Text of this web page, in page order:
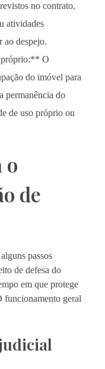
no contrato,
atividades
ao despejo.
próprio:** O
do imóvel para
permanência do
de uso próprio ou
o
de
passos
de defesa do
em que protege
funcionamento geral